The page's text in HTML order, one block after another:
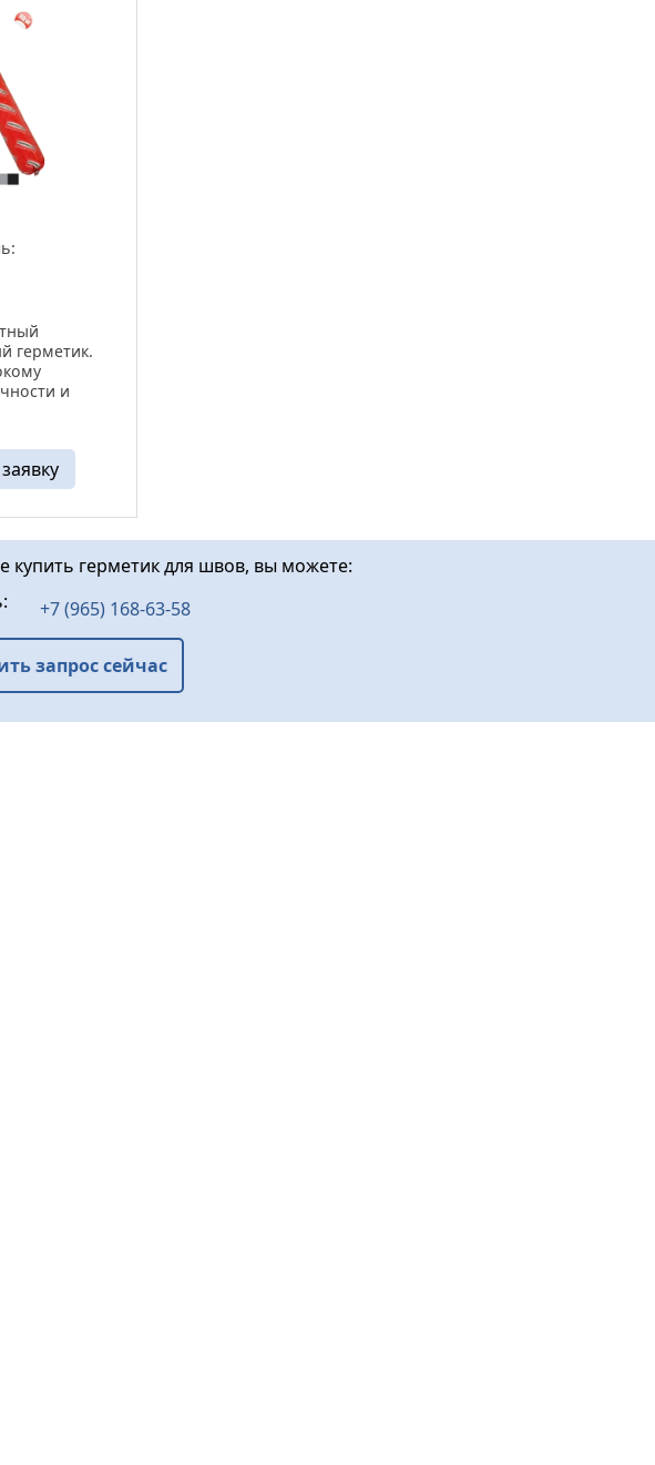
герметик.
и
для
швов
купить герметик для швов, вы можете:
+7 (965) 168-63-58
запрос сейчас